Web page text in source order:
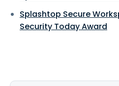
Splashtop Secure
Security Today Award